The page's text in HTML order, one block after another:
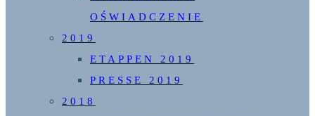
OŚWIADCZENIE
2019
ETAPPEN 2019
PRESSE 2019
2018